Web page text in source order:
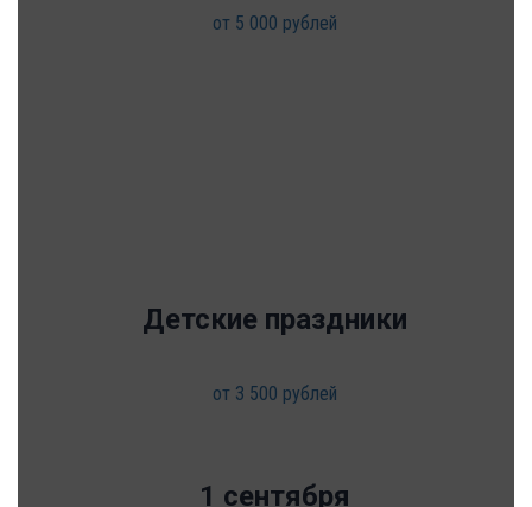
от 5 000 рублей
Детские праздники
от 3 500 рублей
1 сентября